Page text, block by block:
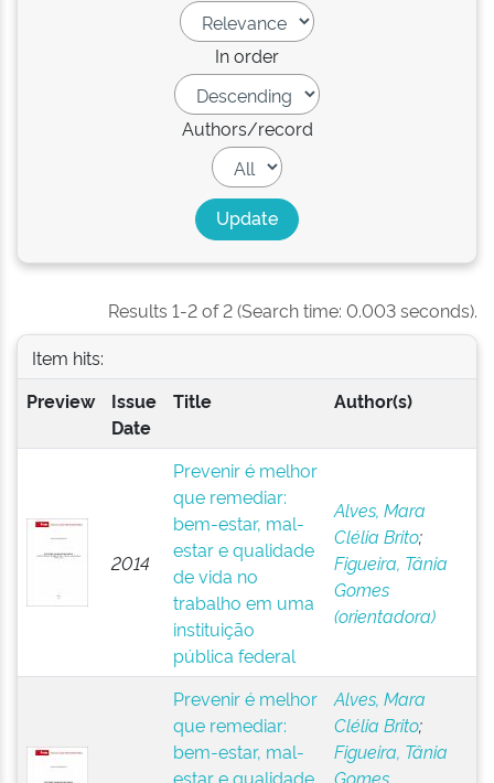
In order
Authors/record
Results 1-2 of 2 (Search time: 0.003 seconds).
Item hits:
Preview
Issue
Date
Title Author(s)
2014
Prevenir é melhor
que remediar:
bem-estar, mal-
estar e qualidade
de vida no
trabalho em uma
instituição
pública federal
Alves, Mara
Clélia Brito;
Figueira, Tânia
Gomes
(orientadora)
Prevenir é melhor
que remediar:
bem-estar, mal-
estar e qualidade
Alves, Mara
Clélia Brito;
Figueira, Tânia
Gomes